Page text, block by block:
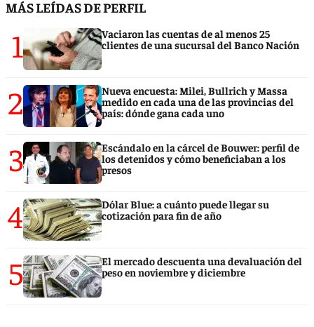
MÁS LEÍDAS DE PERFIL
1
Vaciaron las cuentas de al menos 25
clientes de una sucursal del Banco Nación
2
Nueva encuesta: Milei, Bullrich y Massa
medido en cada una de las provincias del
país: dónde gana cada uno
3
Escándalo en la cárcel de Bouwer: perfil de
los detenidos y cómo beneficiaban a los
presos
4
Dólar Blue: a cuánto puede llegar su
cotización para fin de año
5
El mercado descuenta una devaluación del
peso en noviembre y diciembre